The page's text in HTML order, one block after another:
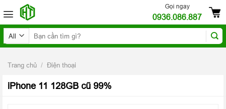
to
content
Gọi ngay
0936.086.887
Tìm
kiếm:
Trang chủ / Điện thoại
iPhone 11 128GB cũ 99%